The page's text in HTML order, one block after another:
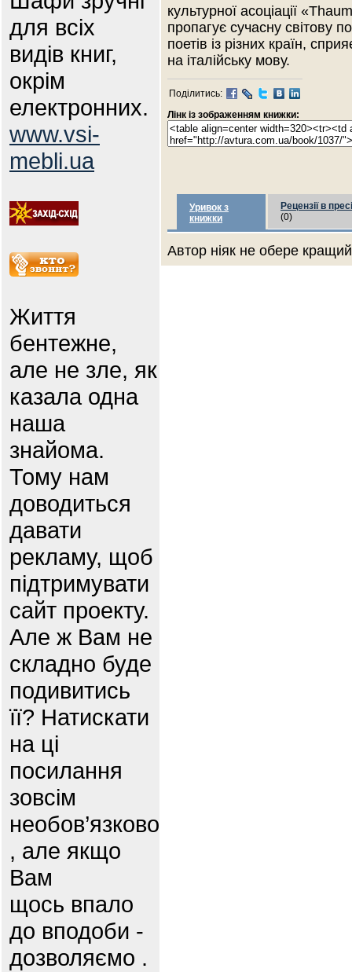
для всіх
видів книг,
окрім
електронних.
www.vsi-
mebli.ua
Життя
бентежне,
але не зле, як
казала одна
наша
знайома.
Тому нам
доводиться
давати
рекламу, щоб
підтримувати
сайт проекту.
Але ж Вам не
складно буде
подивитись
її? Натискати
на ці
посилання
зовсім
необов’язково
, але якщо
Вам
щось впало
до вподоби -
дозволяємо .
культурної асоціації
пропагує сучасну світову
поетів із різних країн,
на італійську мову.
Поділитись:
Лінк із зображенням книжки:
Уривок з
книжки
Рецензії в пресі
(0)
Автор ніяк не обере